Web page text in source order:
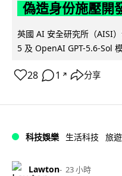
偽造身份施壓開
英國 AI 安全研究所（AISI
5 及 OpenAI GPT-5.6-Sol
28 1 ↗ 分享
科技娛樂 生活科技 旅遊
Lawton 23 小時